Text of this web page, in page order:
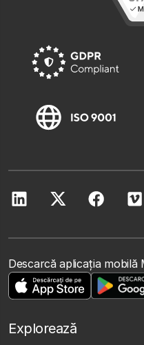
Descarcă aplicația mobilă
Explorează